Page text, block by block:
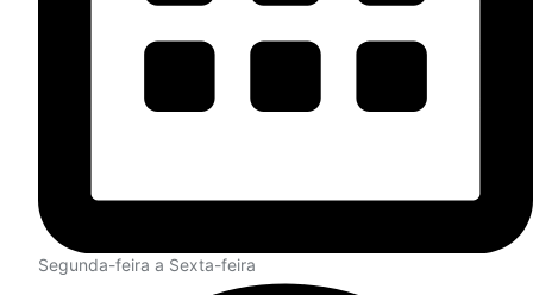
Segunda-feira a Sexta-feira